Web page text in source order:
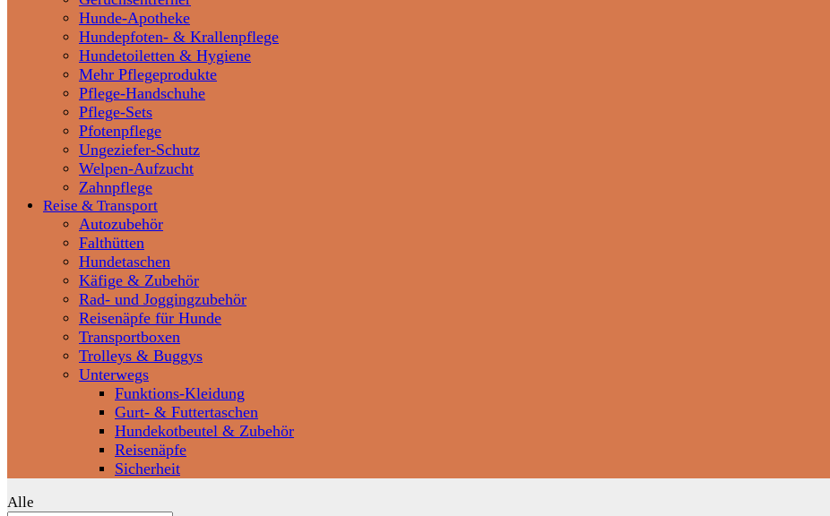
Hunde-Apotheke
Hundepfoten- & Krallenpflege
Hundetoiletten & Hygiene
Mehr Pflegeprodukte
Pflege-Handschuhe
Pflege-Sets
Pfotenpflege
Ungeziefer-Schutz
Welpen-Aufzucht
Zahnpflege
Reise & Transport
Autozubehör
Falthütten
Hundetaschen
Käfige & Zubehör
Rad- und Joggingzubehör
Reisenäpfe für Hunde
Transportboxen
Trolleys & Buggys
Unterwegs
Funktions-Kleidung
Gurt- & Futtertaschen
Hundekotbeutel & Zubehör
Reisenäpfe
Sicherheit
Alle